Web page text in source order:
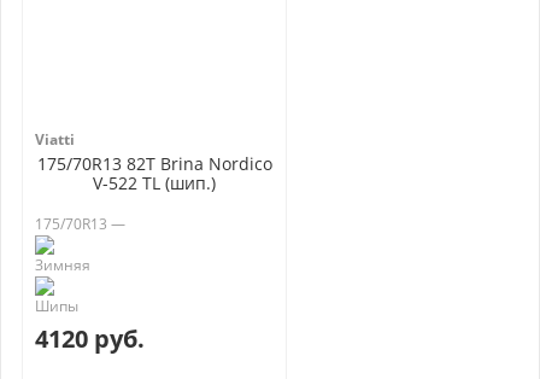
Viatti
175/70R13 82T Brina Nordico
V-522 TL (шип.)
175/70R13 —
4120 руб.